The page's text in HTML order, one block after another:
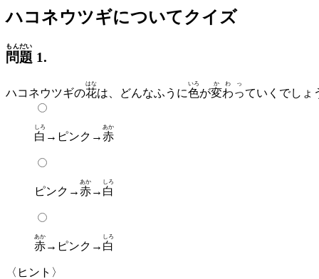
ハコネウツギについてクイズ
問題
もんだい
1.
ハコネウツギの花
はな
は、どんなふうに色
いろ
が変わっ
かわっ
ていくでしょ
白
しろ
→ピンク→赤
あか
ピンク→赤
あか
→ 白
しろ
赤
あか
→ピンク→ 白
しろ
〈ヒント〉